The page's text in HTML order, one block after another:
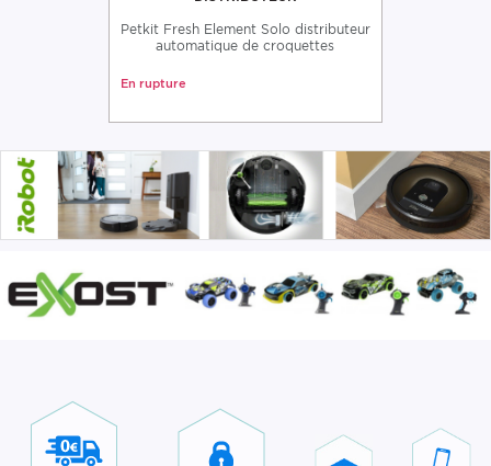
Petkit Fresh Element Solo distributeur
automatique de croquettes
En rupture